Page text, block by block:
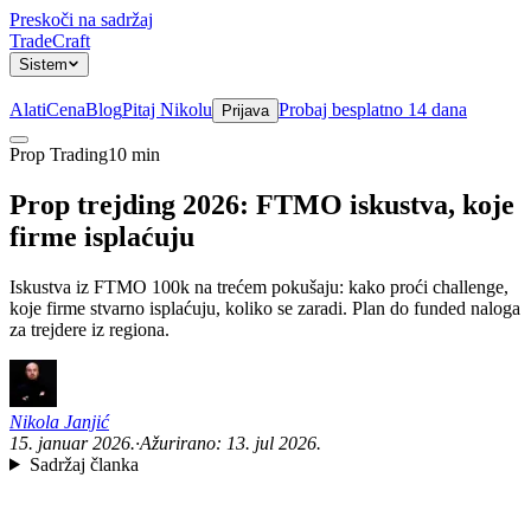
Preskoči na sadržaj
TradeCraft
Sistem
AlatiCenaBlogPitaj Nikolu Prijava Probaj besplatno 14 dana
Sistem
Prop Trading10 min
Prop trejding 2026: FTMO iskustva, koje
firme isplaćuju
Iskustva iz FTMO 100k na trećem pokušaju: kako proći challenge,
koje firme stvarno isplaćuju, koliko se zaradi. Plan do funded naloga
za trejdere iz regiona.
Nikola Janjić
15. januar 2026.·Ažurirano: 13. jul 2026.
Sadržaj članka